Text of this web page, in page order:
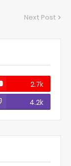
Next Post
2.7k
4.2k